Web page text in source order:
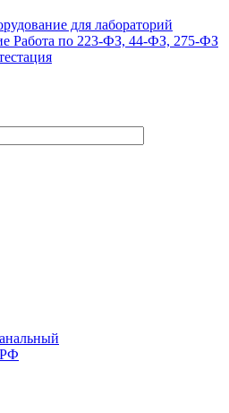
для лабораторий
Работа по 223-ФЗ, 44-ФЗ, 275-ФЗ